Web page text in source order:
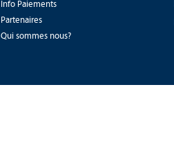
Info Paiements
Partenaires
Qui sommes nous?